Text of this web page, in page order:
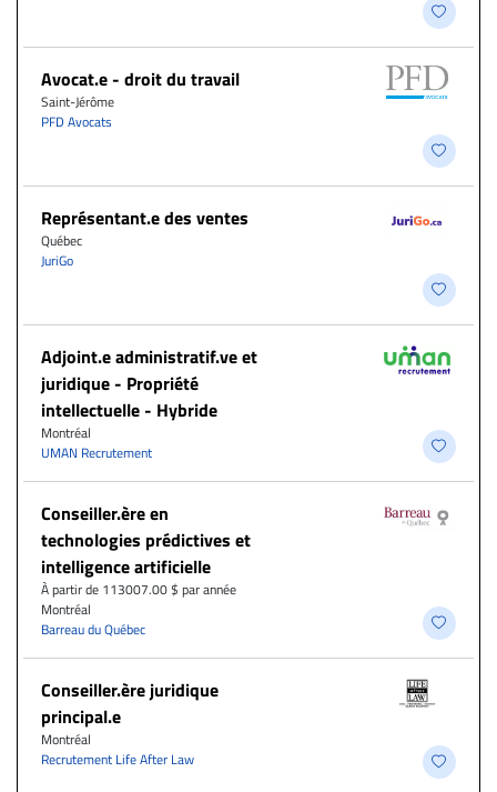
Avocat.e - droit du travail
Saint-Jérôme
PFD Avocats
Représentant.e des ventes
Québec
JuriGo
Adjoint.e administratif.ve et
juridique - Propriété
intellectuelle - Hybride
Montréal
UMAN Recrutement
Conseiller.ère en
technologies prédictives et
intelligence artificielle
À partir de 113007.00 $ par année
Montréal
Barreau du Québec
Conseiller.ère juridique
principal.e
Montréal
Recrutement Life After Law